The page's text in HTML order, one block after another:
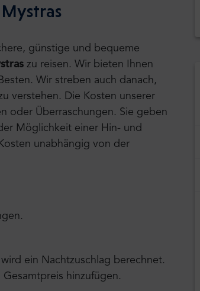
günstige und bequeme
zu reisen. Wir bieten Ihnen
Wir streben auch danach,
verstehen. Die Kosten unserer
oder Überraschungen. Sie geben
Möglichkeit einer Hin- und
unabhängig von der
ein Nachtzuschlag berechnet.
hinzufügen.